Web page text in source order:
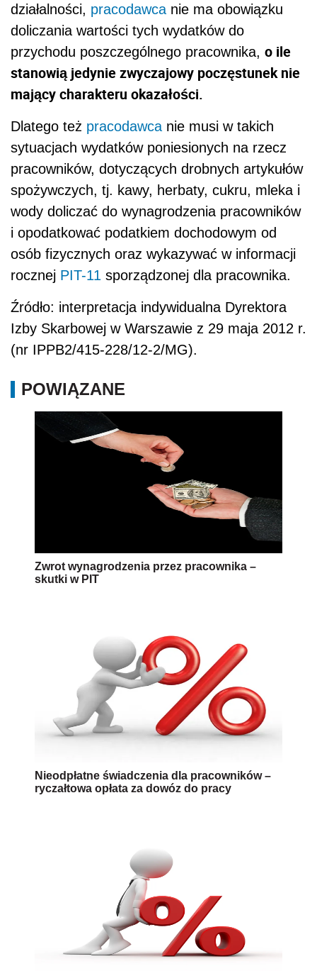
działalności, pracodawca nie ma obowiązku
doliczania wartości tych wydatków do
przychodu poszczególnego pracownika, o ile
stanowią jedynie zwyczajowy poczęstunek nie
mający charakteru okazałości.
Dlatego też pracodawca nie musi w takich
sytuacjach wydatków poniesionych na rzecz
pracowników, dotyczących drobnych artykułów
spożywczych, tj. kawy, herbaty, cukru, mleka i
wody doliczać do wynagrodzenia pracowników
i opodatkować podatkiem dochodowym od
osób fizycznych oraz wykazywać w informacji
rocznej PIT-11 sporządzonej dla pracownika.
Źródło: interpretacja indywidualna Dyrektora
Izby Skarbowej w Warszawie z 29 maja 2012 r.
(nr IPPB2/415-228/12-2/MG).
POWIĄZANE
Zwrot wynagrodzenia przez pracownika –
skutki w PIT
Nieodpłatne świadczenia dla pracowników –
ryczałtowa opłata za dowóz do pracy